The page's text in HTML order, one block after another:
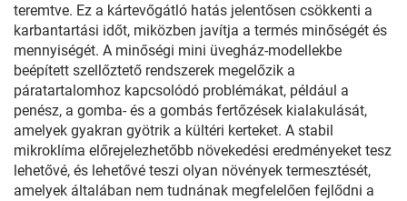
teremtve. Ez a kártevőgátló hatás jelentősen csökkenti a
karbantartási időt, miközben javítja a termés minőségét és
mennyiségét. A minőségi mini üvegház-modellekbe
beépített szellőztető rendszerek megelőzik a
páratartalomhoz kapcsolódó problémákat, például a
penész, a gomba- és a gombás fertőzések kialakulását,
amelyek gyakran gyötrik a kültéri kerteket. A stabil
mikroklíma előrejelezhetőbb növekedési eredményeket tesz
lehetővé, és lehetővé teszi olyan növények termesztését,
amelyek általában nem tudnának megfelelően fejlődni a